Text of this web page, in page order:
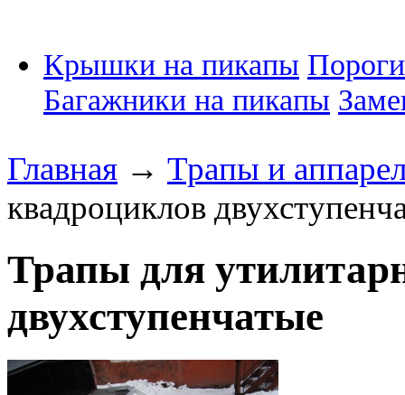
Крышки на пикапы
Багажники на пикапы
Главная → Трапы и
квадроциклов
Трапы для
двухступенчатые